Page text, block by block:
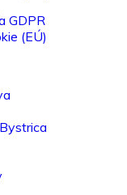
GDPR
(EÚ)